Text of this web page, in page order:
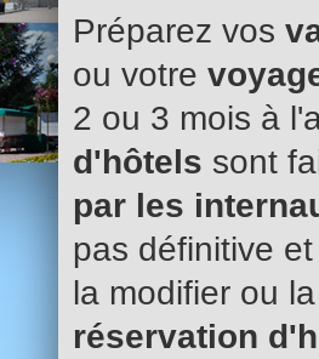
Préparez vos
ou votre
2 ou 3 mois à
d'hôtels sont
par les
pas définitive
la modifier ou
réservation